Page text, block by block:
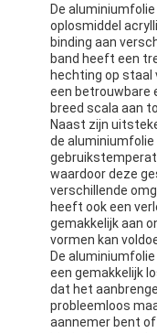
De
oplosmiddel
binding aan
band heeft een
hechting op staal
een betrouwbare
breed scala aan
Naast zijn
de aluminiumfolie
waardoor deze
verschillende
heeft ook een
gemakkelijk aan
vormen kan
De
een gemakkelijk
dat het
probleemloos
aannemer bent